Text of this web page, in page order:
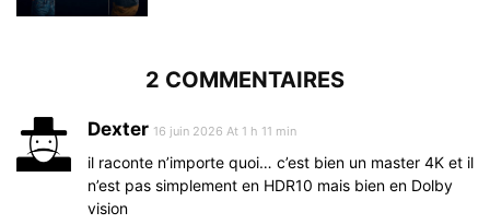
2 COMMENTAIRES
Dexter 16 juin 2026 At 1 h 11 min
il raconte n’importe quoi… c’est bien un master 4K et il
n’est pas simplement en HDR10 mais bien en Dolby
vision